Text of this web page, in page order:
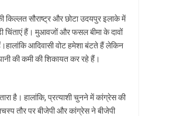
किल्‍लत सौराष्‍ट्र और छोटा उदयपुर इलाके में
चिंताएं हैं। मुआवजों और फसल बीमा के दावों
आदिवासी वोट हमेशा बंटते हैं लेकिन
की कमी की शिकायत कर रहे हैं।
है। हालांकि, प्रत्‍याशी चुनने में कांग्रेस की
तौर पर बीजेपी और कांग्रेस ने बीजेपी